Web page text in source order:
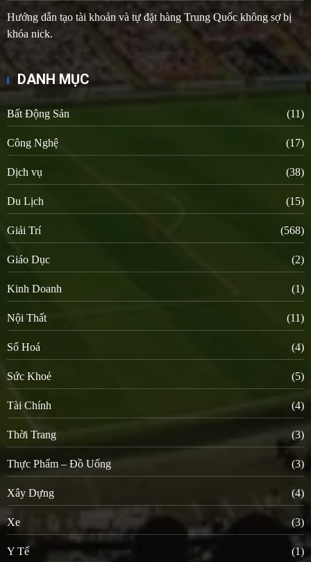
Hướng dẫn tạo tài khoản và tự đặt hàng Trung Quốc không sợ bị
khóa nick.
DANH MỤC
Bất Động Sản (11)
Công Nghệ (17)
Dịch vụ (38)
Du Lịch (15)
Giải Trí (568)
Giáo Dục (2)
Kinh Doanh (1)
Nội Thất (11)
Số Hoá (4)
Sức Khoẻ (5)
Tài Chính (4)
Thời Trang (3)
Thực Phẩm – Đồ Uống (3)
Xây Dựng (4)
Xe (3)
Y Tế (1)